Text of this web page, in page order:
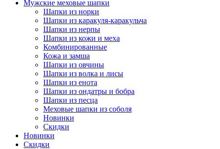
Мужские меховые шапки
Шапки из норки
Шапки из каракуля-каракульча
Шапки из нерпы
Шапки из кожи и меха
Комбинированные
Кожа и замша
Шапки из овчины
Шапки из волка и лисы
Шапки из енота
Шапки из ондатры и бобра
Шапки из песца
Меховые шапки из соболя
Новинки
Скидки
Новинки
Скидки